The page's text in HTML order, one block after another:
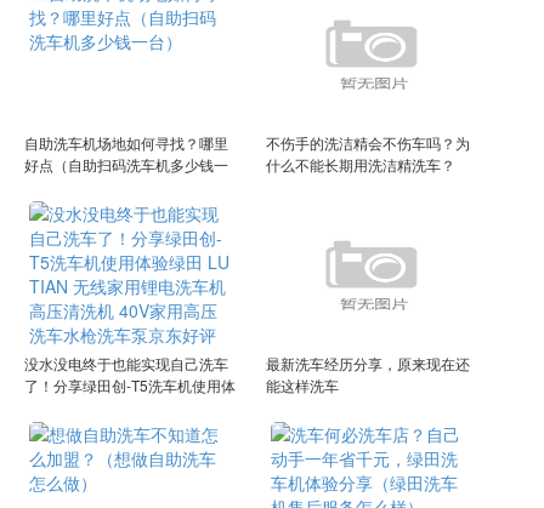
自助洗车机场地如何寻找？哪里
好点（自助扫码洗车机多少钱一
不伤手的洗洁精会不伤车吗？为
什么不能长期用洗洁精洗车？
没水没电终于也能实现自己洗车
了！分享绿田创-T5洗车机使用体
车机 高压清洗机 40V家用高压洗
车水枪洗车泵京东好评率96%无
理由退换京东配送旗舰店绿田 L
UTIAN
最新洗车经历分享，原来现在还
能这样洗车